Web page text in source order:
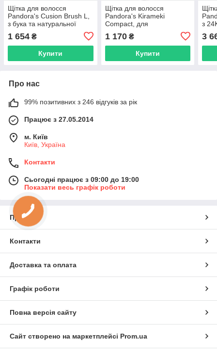
Щітка для волосся
Pandora's Cusion Brush L,
з бука та натуральної
щетини кабана (76330HI)
1 654 ₴
Купити
Щітка для волосся
Pandora's Kirameki
Compact, для
розчісування, фіолетова
(88004VI)
1 170₴
Купити
з
3
Про нас
99% позитивних з 246 відгуків за рік
Працює з 27.05.2014
м. Київ
Київ, Україна
Контакти
Сьогодні працює з 09:00 до 19:00
Показати весь графік роботи
Про нас
Контакти
Доставка та оплата
Графік роботи
Повна версія сайту
Сайт створено на маркетплейсі Prom.ua